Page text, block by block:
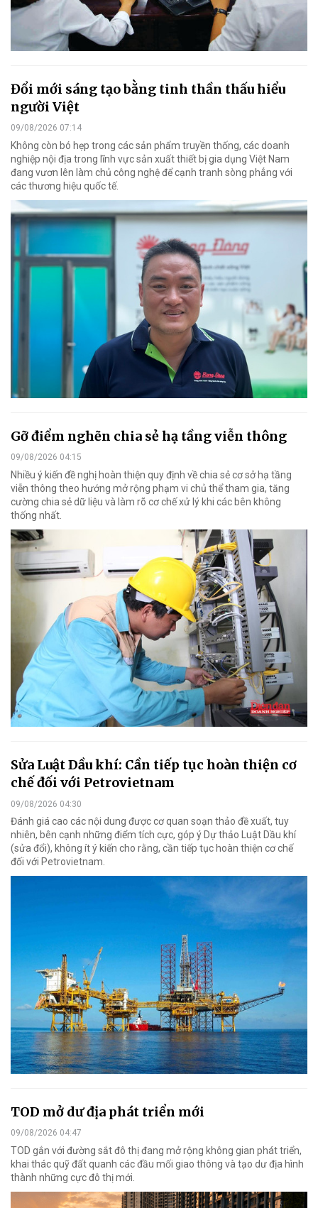
Đổi mới sáng tạo bằng tinh thần thấu hiểu
người Việt
09/08/2026 07:14
Không còn bó hẹp trong các sản phẩm truyền thống, các doanh
nghiệp nội địa trong lĩnh vực sản xuất thiết bị gia dụng Việt Nam
đang vươn lên làm chủ công nghệ để cạnh tranh sòng phẳng với
các thương hiệu quốc tế.
Gỡ điểm nghẽn chia sẻ hạ tầng viễn thông
09/08/2026 04:15
Nhiều ý kiến đề nghị hoàn thiện quy định về chia sẻ cơ sở hạ tầng
viễn thông theo hướng mở rộng phạm vi chủ thể tham gia, tăng
cường chia sẻ dữ liệu và làm rõ cơ chế xử lý khi các bên không
thống nhất.
Sửa Luật Dầu khí: Cần tiếp tục hoàn thiện cơ
chế đối với Petrovietnam
09/08/2026 04:30
Đánh giá cao các nội dung được cơ quan soạn thảo đề xuất, tuy
nhiên, bên cạnh những điểm tích cực, góp ý Dự thảo Luật Dầu khí
(sửa đổi), không ít ý kiến cho rằng, cần tiếp tục hoàn thiện cơ chế
đối với Petrovietnam.
TOD mở dư địa phát triển mới
09/08/2026 04:47
TOD gắn với đường sắt đô thị đang mở rộng không gian phát triển,
khai thác quỹ đất quanh các đầu mối giao thông và tạo dư địa hình
thành những cực đô thị mới.